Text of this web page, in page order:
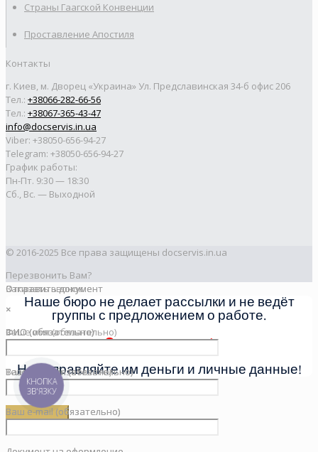
Страны Гаагской Конвенции
Проставление Апостиля
Контакты
г. Киев, м. Дворец «Украина» Ул. Предславинская 34-б офис 206
Тел.: +38066-282-66-56
Тел.: +38067-365-43-47
info@docservis.in.ua
Viber: +38050-656-94-27
Telegram: +38050-656-94-27
График работы:
Пн-Пт. 9:30 — 18:30
Сб., Вс. — Выходной
© 2016-2025 Все права защищены docservis.in.ua
Перезвонить Вам?
Заказать звонок
×
Ваше имя (обязательно)
Телефон (обязательно)
Отправить документ
×
ФИО (обязательно)
Ваш телефон (обязательно)
Ваш e-mail (обязательно)
Отправить документ
×
ФИО (обязательно)
Ваш телефон (обязательно)
Ваш e-mail (обязательно)
Наше бюро не делает рассылки и не ведёт
группы с предложением о работе.
Это мошенники!
Не отправляйте им деньги и личные данные!
КНОПКА
ЗВ'ЯЗКУ